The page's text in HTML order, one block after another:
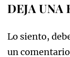
DEJA UNA
Lo siento,
un